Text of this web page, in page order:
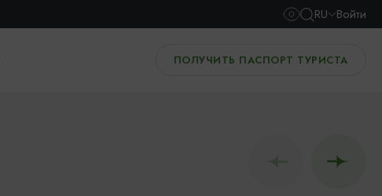
RU Войти
ПОЛУЧИТЬ ПАСПОРТ ТУРИСТА